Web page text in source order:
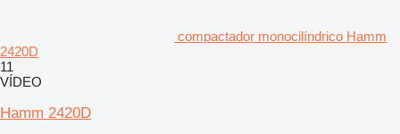
compactador monocilíndrico Hamm
2420D
11
VÍDEO
Hamm 2420D